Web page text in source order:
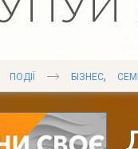
ПОДІЇ БІЗНЕС,